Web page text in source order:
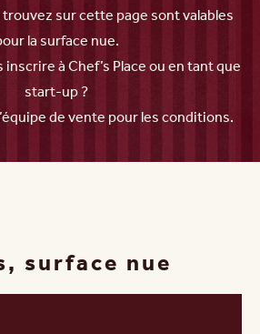
sur cette page sont valables
la surface nue.
à Chef’s Place ou en tant que
start-up ?
de vente pour les conditions.
surface nue